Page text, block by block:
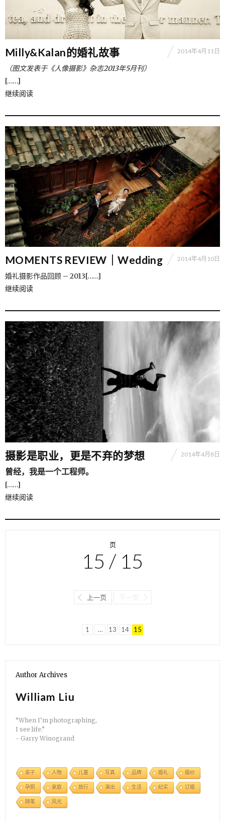
Milly&Kalan的婚礼故事 2014年4月11日
（图文发表于《人像摄影》杂志2013年5月刊）
[……]
继续阅读
MOMENTS REVIEW｜Wedding 2014年4月10日
婚礼摄影作品回顾 – 2013[……]
继续阅读
摄影是职业，更是不弃的梦想 2014年4月8日
曾经，我是一个工程师。
[……]
继续阅读
页
15 / 15
上一页
1 … 13 14 15
Author Archives
William Liu
“When I’m photographing,
I see life.”
- Garry Winogrand
亲子 人物 儿童 写真 品牌 婚礼 婚纱
孕照 家庭 旅行 演出 生活 纪实 订婚
随笔 风光